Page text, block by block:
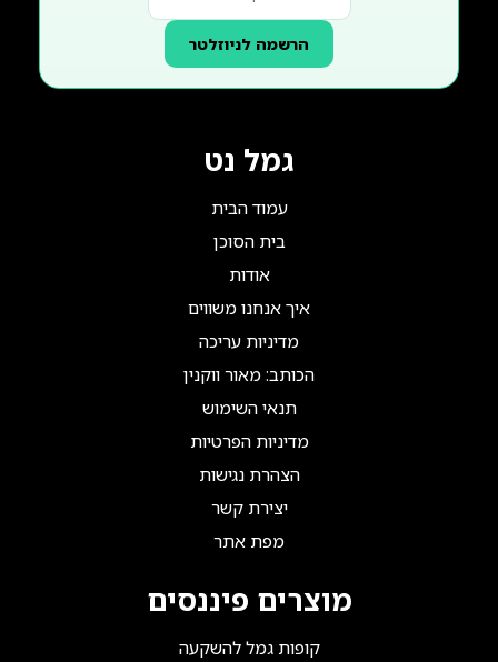
הרשמה לניוזלטר
גמל נט
עמוד הבית
בית הסוכן
אודות
איך אנחנו משווים
מדיניות עריכה
הכותב: מאור ווקנין
תנאי השימוש
מדיניות הפרטיות
הצהרת נגישות
יצירת קשר
מפת אתר
מוצרים פיננסים
קופות גמל להשקעה